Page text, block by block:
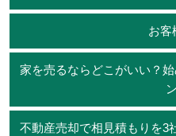
お客
家を売るならどこがいい？
不動産売却で相見積もりを3